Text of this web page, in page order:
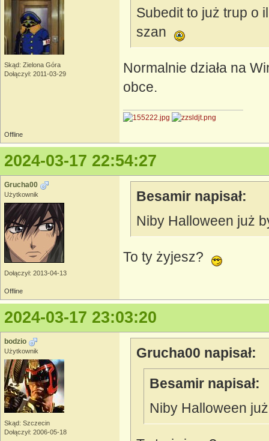
Skąd: Zielona Góra
Dołączył: 2011-03-29
Subedit to już trup o
szan
Normalnie działa na
obce.
Offline
2024-03-17 22:54:27
Grucha00
Użytkownik
Dołączył: 2013-04-13
Besamir napisał:
Niby Halloween już
To ty żyjesz?
Offline
2024-03-17 23:03:20
bodzio
Użytkownik
Skąd: Szczecin
Dołączył: 2006-05-18
Grucha00 napisał:
Besamir napisał:
Niby Halloween